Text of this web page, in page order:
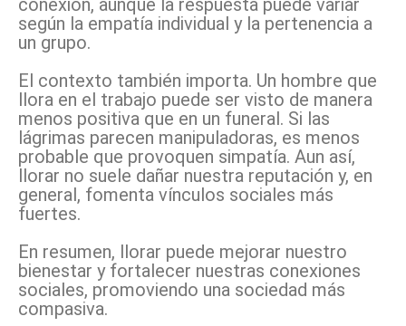
conexión, aunque la respuesta puede variar
según la empatía individual y la pertenencia a
un grupo.
El contexto también importa. Un hombre que
llora en el trabajo puede ser visto de manera
menos positiva que en un funeral. Si las
lágrimas parecen manipuladoras, es menos
probable que provoquen simpatía. Aun así,
llorar no suele dañar nuestra reputación y, en
general, fomenta vínculos sociales más
fuertes.
En resumen, llorar puede mejorar nuestro
bienestar y fortalecer nuestras conexiones
sociales, promoviendo una sociedad más
compasiva.